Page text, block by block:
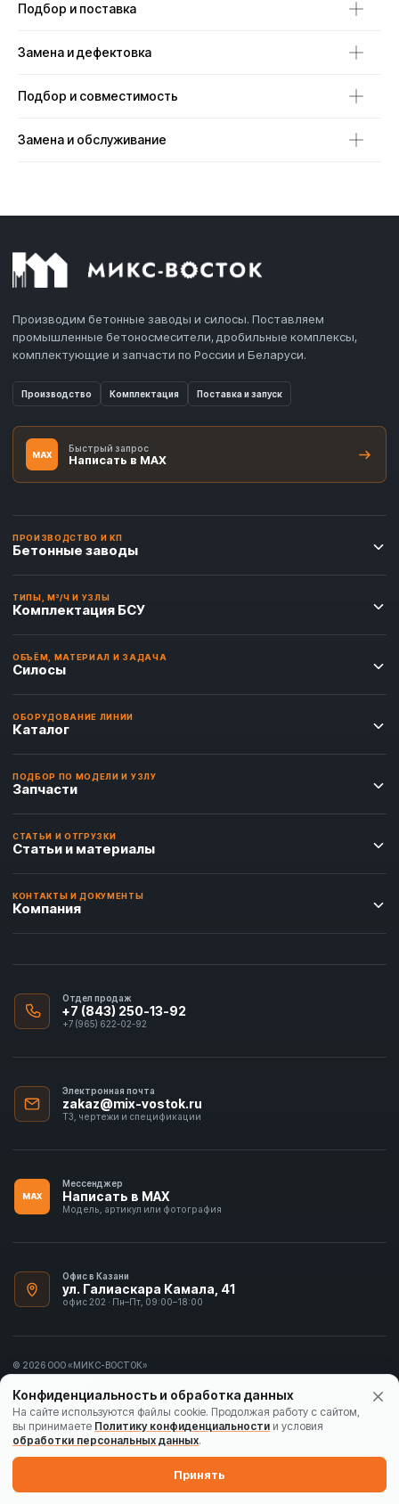
Подбор и поставка
Замена и дефектовка
Подбор и совместимость
Замена и обслуживание
Производим бетонные заводы и силосы. Поставляем
промышленные бетоносмесители, дробильные комплексы,
комплектующие и запчасти по России и Беларуси.
Производство Комплектация Поставка и запуск
MAX
Быстрый запрос
Написать в MAX
ПРОИЗВОДСТВО И КП
Бетонные заводы
ТИПЫ, М³/Ч И УЗЛЫ
Комплектация БСУ
ОБЪЁМ, МАТЕРИАЛ И ЗАДАЧА
Силосы
ОБОРУДОВАНИЕ ЛИНИИ
Каталог
ПОДБОР ПО МОДЕЛИ И УЗЛУ
Запчасти
СТАТЬИ И ОТГРУЗКИ
Статьи и материалы
КОНТАКТЫ И ДОКУМЕНТЫ
Компания
Отдел продаж
+7 (843) 250-13-92
+7 (965) 622-02-92
Электронная почта
zakaz@mix-vostok.ru
ТЗ, чертежи и спецификации
MAX
Мессенджер
Написать в MAX
Модель, артикул или фотография
Офис в Казани
ул. Галиаскара Камала, 41
офис 202 · Пн–Пт, 09:00–18:00
© 2026 ООО «МИКС-ВОСТОК»
Политика конфиденциальности
Согласие на обработку данных
Конфиденциальность и обработка данных
На сайте используются файлы cookie. Продолжая работу с сайтом,
вы принимаете Политику конфиденциальности и условия
обработки персональных данных.
Принять